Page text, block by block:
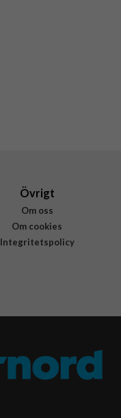
Övrigt
Om oss
Om cookies
Integritetspolicy